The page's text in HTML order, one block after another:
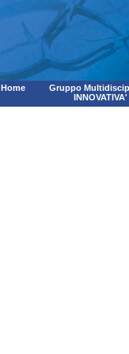
Home
Gruppo
INNOVATIVA'